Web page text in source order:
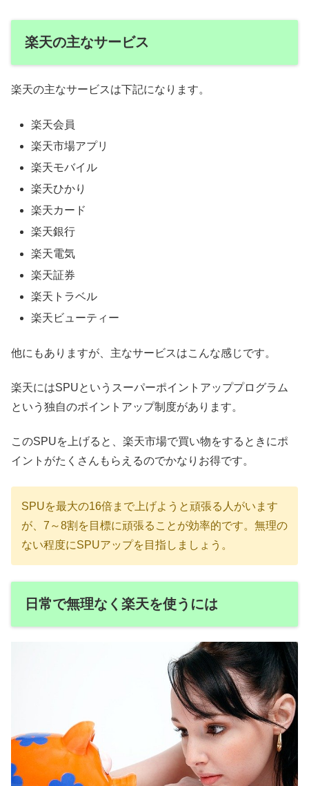
楽天の主なサービス
楽天の主なサービスは下記になります。
楽天会員
楽天市場アプリ
楽天モバイル
楽天ひかり
楽天カード
楽天銀行
楽天電気
楽天証券
楽天トラベル
楽天ビューティー
他にもありますが、主なサービスはこんな感じです。
楽天にはSPUというスーパーポイントアッププログラム
という独自のポイントアップ制度があります。
このSPUを上げると、楽天市場で買い物をするときにポ
イントがたくさんもらえるのでかなりお得です。
SPUを最大の16倍まで上げようと頑張る人がいます
が、7～8割を目標に頑張ることが効率的です。無理の
ない程度にSPUアップを目指しましょう。
日常で無理なく楽天を使うには